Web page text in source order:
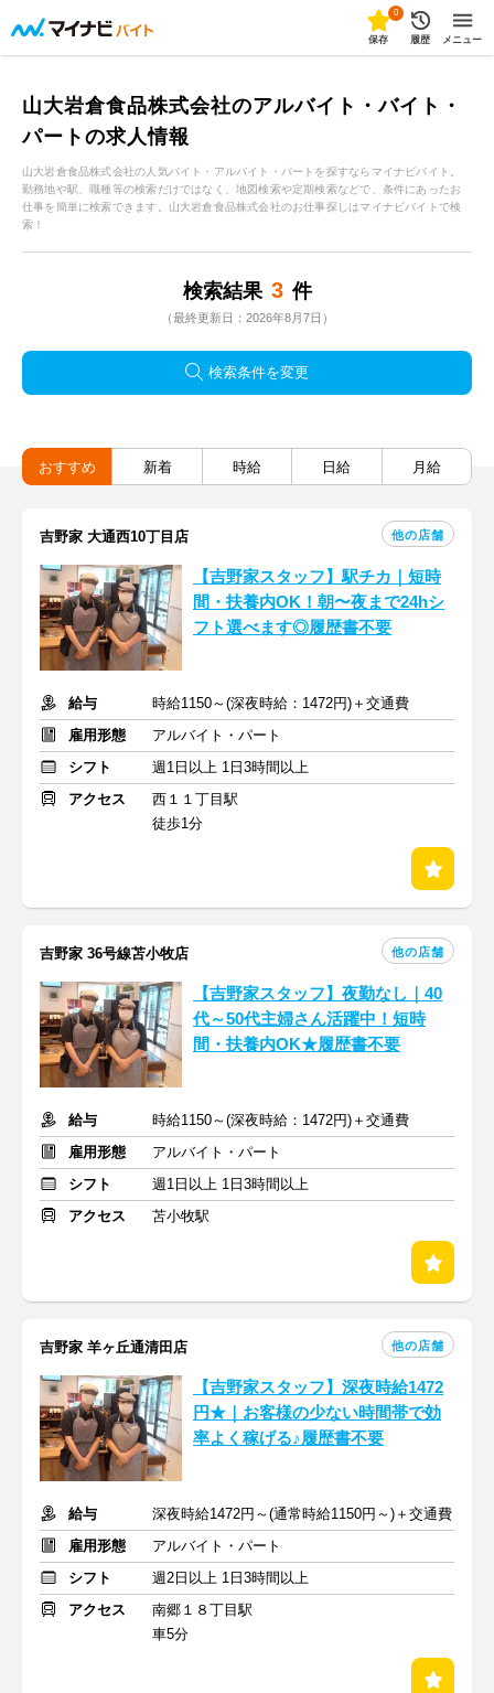
0
保存 履歴 メニュー
山大岩倉食品株式会社のアルバイト・バイト・
パートの求人情報
山大岩倉食品株式会社の人気バイト・アルバイト・パートを探すならマイナビバイト。
勤務地や駅、職種等の検索だけではなく、地図検索や定期検索などで、条件にあったお
仕事を簡単に検索できます。山大岩倉食品株式会社のお仕事探しはマイナビバイトで検
索！
検索結果 3 件
（最終更新日：2026年8月7日）
検索条件を変更
おすすめ 新着 時給 日給 月給
吉野家 大通西10丁目店 他の店舗
【吉野家スタッフ】駅チカ｜短時
間・扶養内OK！朝〜夜まで24hシ
フト選べます◎履歴書不要
給与
時給1150～(深夜時給：1472円)＋交通費
雇用形態
アルバイト・パート
シフト
週1日以上 1日3時間以上
アクセス
西１１丁目駅
徒歩1分
吉野家 36号線苫小牧店 他の店舗
【吉野家スタッフ】夜勤なし｜40
代～50代主婦さん活躍中！短時
間・扶養内OK★履歴書不要
給与
時給1150～(深夜時給：1472円)＋交通費
雇用形態
アルバイト・パート
シフト
週1日以上 1日3時間以上
アクセス
苫小牧駅
吉野家 羊ヶ丘通清田店 他の店舗
【吉野家スタッフ】深夜時給1472
円★｜お客様の少ない時間帯で効
率よく稼げる♪履歴書不要
給与
深夜時給1472円～(通常時給1150円～)＋交通費
雇用形態
アルバイト・パート
シフト
週2日以上 1日3時間以上
アクセス
南郷１８丁目駅
車5分